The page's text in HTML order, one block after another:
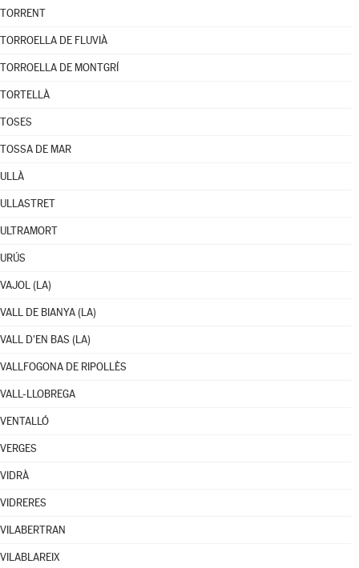
TORRENT
TORROELLA DE FLUVIÀ
TORROELLA DE MONTGRÍ
TORTELLÀ
TOSES
TOSSA DE MAR
ULLÀ
ULLASTRET
ULTRAMORT
URÚS
VAJOL (LA)
VALL DE BIANYA (LA)
VALL D'EN BAS (LA)
VALLFOGONA DE RIPOLLÈS
VALL-LLOBREGA
VENTALLÓ
VERGES
VIDRÀ
VIDRERES
VILABERTRAN
VILABLAREIX